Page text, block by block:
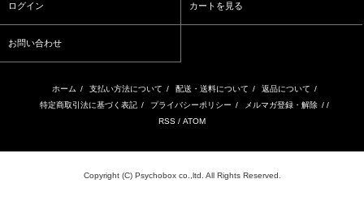
ログイン カートを見る
お問い合わせ
ホーム / 支払い方法について / 配送・送料について / 返品について /
特定商取引法に基づく表記 / プライバシーポリシー / メルマガ登録・解除 / /
RSS / ATOM
Copyright (C) Psychobox co.,ltd. All Rights Reserved.